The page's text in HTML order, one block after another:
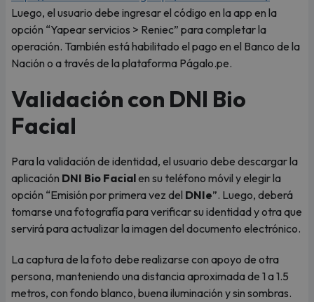
Luego, el usuario debe ingresar el código en la app en la
opción “Yapear servicios > Reniec” para completar la
operación. También está habilitado el pago en el Banco de la
Nación o a través de la plataforma Págalo.pe.
Validación con DNI Bio
Facial
Para la validación de identidad, el usuario debe descargar la
aplicación DNI Bio Facialen su teléfono móvil y elegir la
opción “Emisión por primera vez del DNIe”. Luego, deberá
tomarse una fotografía para verificar su identidad y otra que
servirá para actualizar la imagen del documento electrónico.
La captura de la foto debe realizarse con apoyo de otra
persona, manteniendo una distancia aproximada de 1 a 1.5
metros, con fondo blanco, buena iluminación y sin sombras.